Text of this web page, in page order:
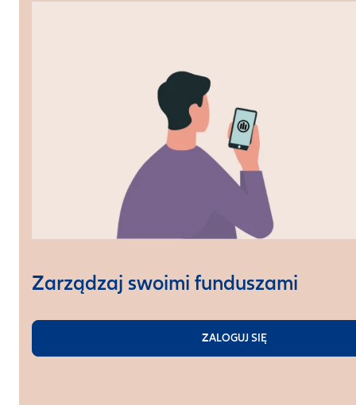
Zarządzaj swoimi funduszami
ZALOGUJ SIĘ